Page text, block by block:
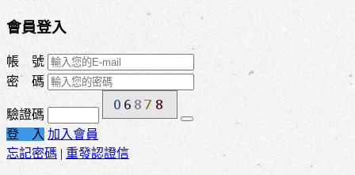
會員登入
帳 號
密 碼
驗證碼
登 入 加入會員
忘記密碼 | 重發認證信